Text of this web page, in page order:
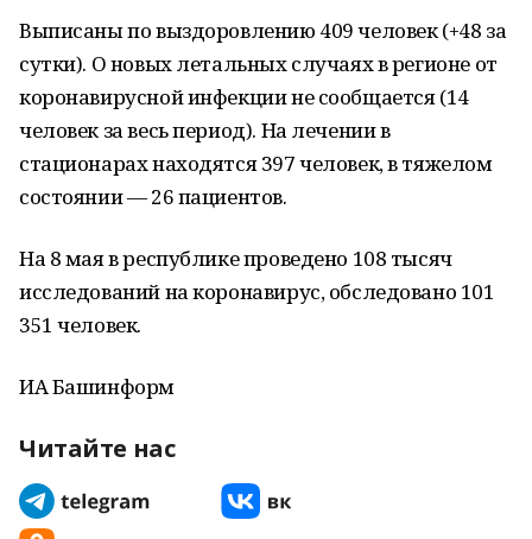
Выписаны по выздоровлению 409 человек (+48 за
сутки). О новых летальных случаях в регионе от
коронавирусной инфекции не сообщается (14
человек за весь период). На лечении в
стационарах находятся 397 человек, в тяжелом
состоянии — 26 пациентов.
На 8 мая в республике проведено 108 тысяч
исследований на коронавирус, обследовано 101
351 человек.
ИА Башинформ
Читайте нас